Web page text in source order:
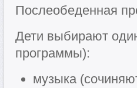
Послеобеденная
Дети выбирают
программы):
музыка